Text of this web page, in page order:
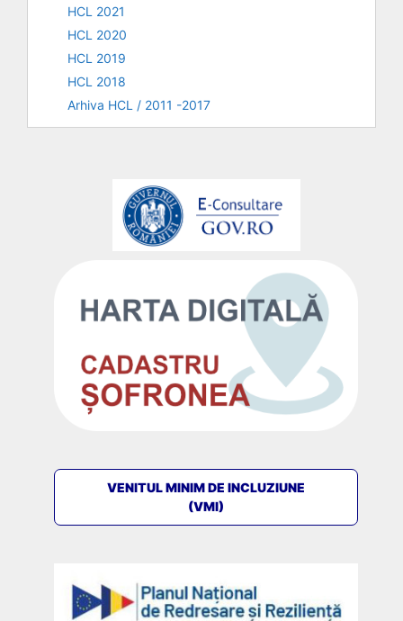
HCL 2021
HCL 2020
HCL 2019
HCL 2018
Arhiva HCL / 2011 -2017
VENITUL MINIM DE INCLUZIUNE
(VMI)